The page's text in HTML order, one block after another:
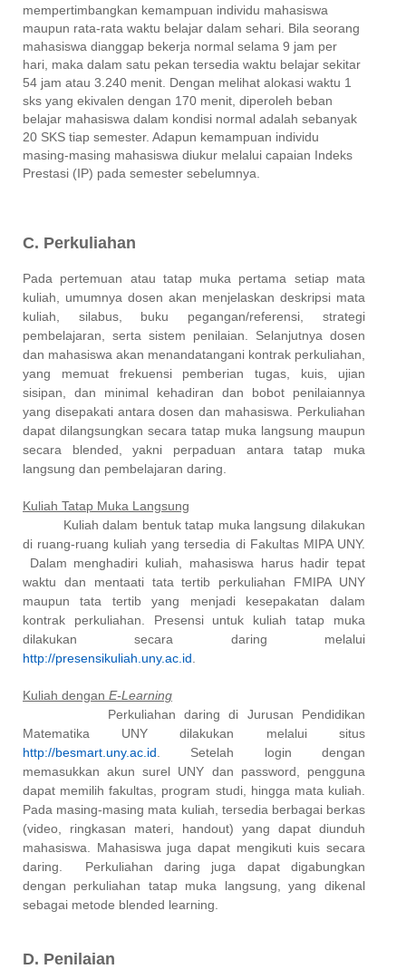
mempertimbangkan kemampuan individu mahasiswa
maupun rata-rata waktu belajar dalam sehari. Bila seorang
mahasiswa dianggap bekerja normal selama 9 jam per
hari, maka dalam satu pekan tersedia waktu belajar sekitar
54 jam atau 3.240 menit. Dengan melihat alokasi waktu 1
sks yang ekivalen dengan 170 menit, diperoleh beban
belajar mahasiswa dalam kondisi normal adalah sebanyak
20 SKS tiap semester. Adapun kemampuan individu
masing-masing mahasiswa diukur melalui capaian Indeks
Prestasi (IP) pada semester sebelumnya.
C. Perkuliahan
Pada pertemuan atau tatap muka pertama setiap mata
kuliah, umumnya dosen akan menjelaskan deskripsi mata
kuliah, silabus, buku pegangan/referensi, strategi
pembelajaran, serta sistem penilaian. Selanjutnya dosen
dan mahasiswa akan menandatangani kontrak perkuliahan,
yang memuat frekuensi pemberian tugas, kuis, ujian
sisipan, dan minimal kehadiran dan bobot penilaiannya
yang disepakati antara dosen dan mahasiswa. Perkuliahan
dapat dilangsungkan secara tatap muka langsung maupun
secara blended,yakni perpaduan antara tatap muka
langsung dan pembelajaran daring.
Kuliah Tatap Muka Langsung
Kuliah dalam bentuk tatap muka langsung dilakukan
di ruang-ruang kuliah yang tersedia di Fakultas MIPA UNY.
Dalam menghadiri kuliah, mahasiswa harus hadir tepat
waktu dan mentaati tata tertib perkuliahan FMIPA UNY
maupun tata tertib yang menjadi kesepakatan dalam
kontrak perkuliahan. Presensi untuk kuliah tatap muka
dilakukan secara daring melalui
http://presensikuliah.uny.ac.id
Kuliah dengan E-Learning
Perkuliahan daring di Jurusan Pendidikan
Matematika UNY dilakukan melalui situs
http://besmart.uny.ac.id . Setelah login dengan
memasukkan akun surel UNY dan password, pengguna
dapat memilih fakultas, program studi, hingga mata kuliah.
Pada masing-masing mata kuliah, tersedia berbagai berkas
(video, ringkasan materi, handout) yang dapat diunduh
mahasiswa. Mahasiswa juga dapat mengikuti kuis secara
daring. Perkuliahan daring juga dapat digabungkan
dengan perkuliahan tatap muka langsung, yang dikenal
sebagai metode blended learning.
D. Penilaian